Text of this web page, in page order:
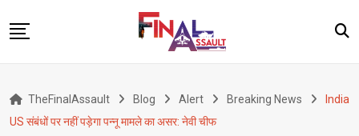
to
War
TheFinalAssault Blog Alert Breaking News
India
US संबंधों पर नहीं पड़ेगा पन्नू मामले का असर: नेवी चीफ